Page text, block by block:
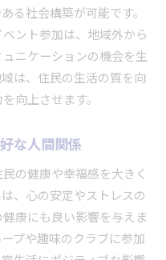
立つコミュニケーショ
係
ケーションのテクニッ
影響
ーションの効果
ュニケーション方法
重要性とその方法
効率に与える影響
る社会構築が可能です。
ント参加は、地域外から
ニケーションの機会を生
は、住民の生活の質を向
向上させます。
な人間関係
の健康や幸福感を大きく
、心の安定やストレスの
康にも良い影響を与えま
プや趣味のクラブに参加